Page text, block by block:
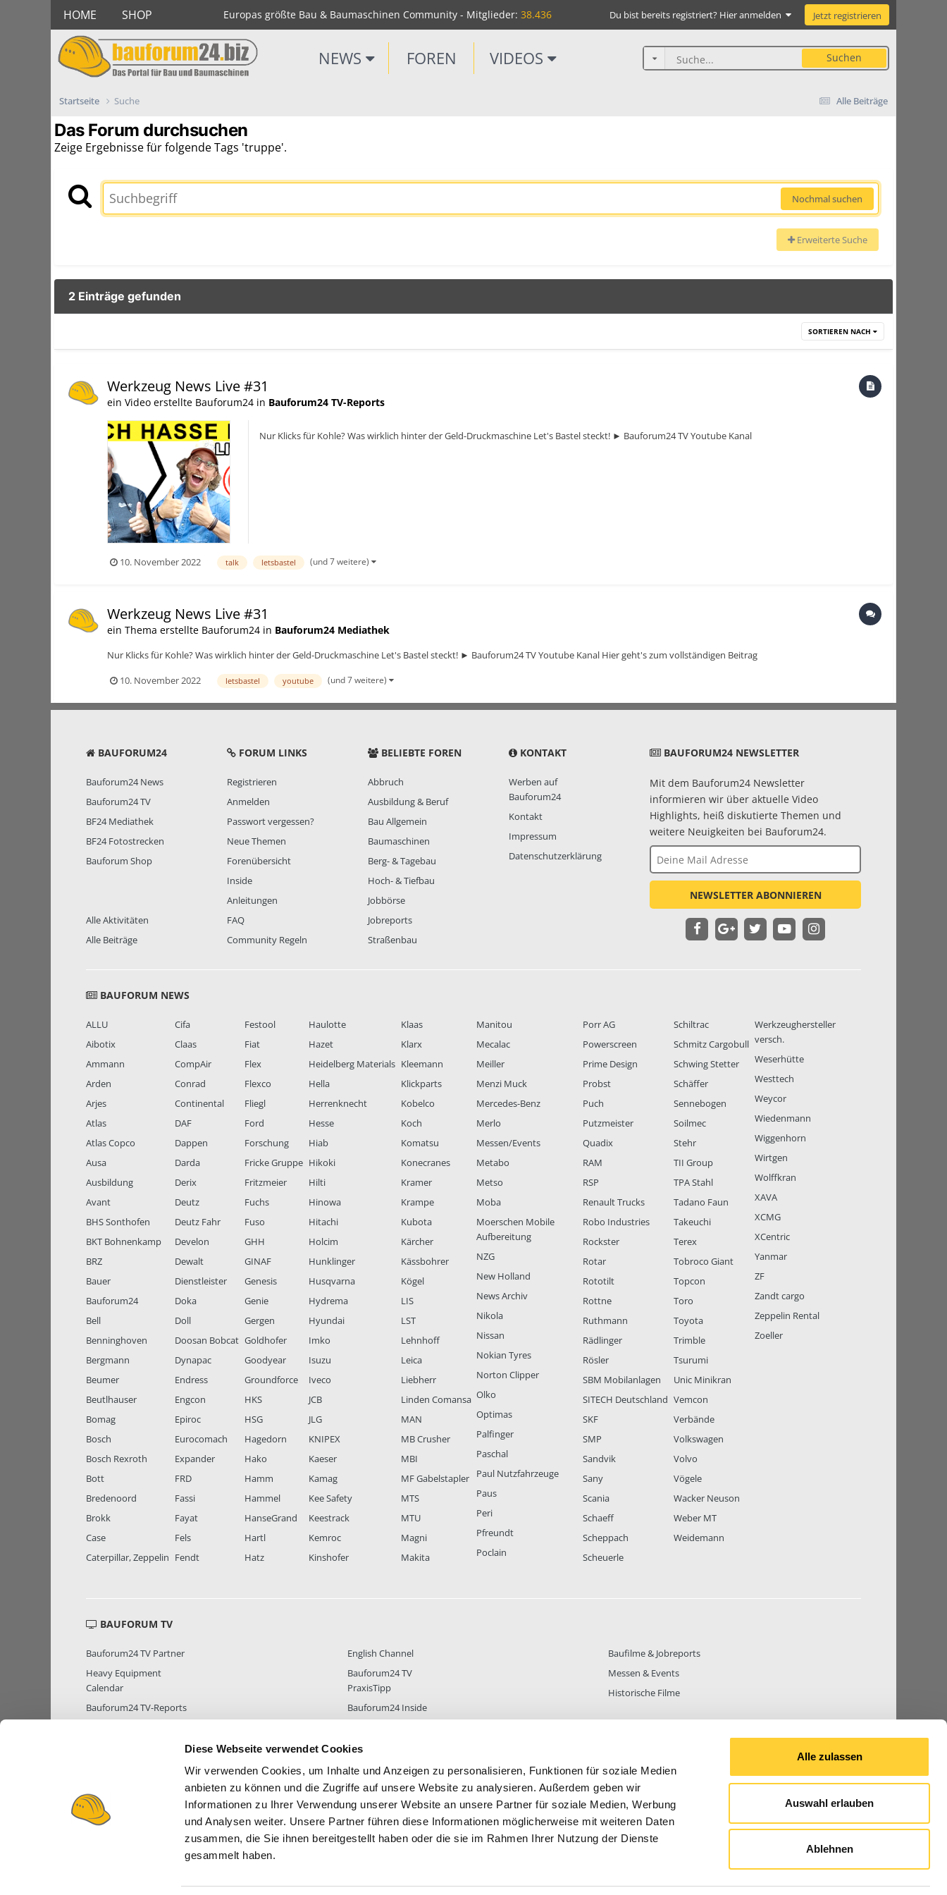
Diese Webseite verwendet Cookies
Wir verwenden Cookies, um Inhalte und Anzeigen zu personalisieren, Funktionen für soziale Medien
anbieten zu können und die Zugriffe auf unsere Website zu analysieren. Außerdem geben wir
Informationen zu Ihrer Verwendung unserer Website an unsere Partner für soziale Medien, Werbung
und Analysen weiter. Unsere Partner führen diese Informationen möglicherweise mit weiteren Daten
zusammen, die Sie ihnen bereitgestellt haben oder die sie im Rahmen Ihrer Nutzung der Dienste
gesammelt haben.
Alle zulassen
Auswahl erlauben
Ablehnen
HOME SHOP Europas größte Bau & Baumaschinen Community - Mitglieder: 38.436 Du bist bereits registriert? Hier anmelden Jetzt registrieren
NEWS FOREN VIDEOS Suchen
Alle Beiträge
Startseite Suche
Das Forum durchsuchen
Zeige Ergebnisse für folgende Tags 'truppe'.
Nochmal suchen
Erweiterte Suche
2 Einträge gefunden
SORTIEREN NACH
Werkzeug News Live #31
ein Video erstellte Bauforum24 in Bauforum24 TV-Reports
Nur Klicks für Kohle? Was wirklich hinter der Geld-Druckmaschine Let's Bastel steckt! ► Bauforum24 TV Youtube Kanal
10. November 2022 talk letsbastel (und 7 weitere)
Werkzeug News Live #31
ein Thema erstellte Bauforum24 in Bauforum24 Mediathek
Nur Klicks für Kohle? Was wirklich hinter der Geld-Druckmaschine Let's Bastel steckt! ► Bauforum24 TV Youtube Kanal Hier geht's zum vollständigen Beitrag
10. November 2022 letsbastel youtube (und 7 weitere)
BAUFORUM24
Bauforum24 News
Bauforum24 TV
BF24 Mediathek
BF24 Fotostrecken
Bauforum Shop
Alle Aktivitäten
Alle Beiträge
FORUM LINKS
Registrieren
Anmelden
Passwort vergessen?
Neue Themen
Forenübersicht
Inside
Anleitungen
FAQ
Community Regeln
BELIEBTE FOREN
Abbruch
Ausbildung & Beruf
Bau Allgemein
Baumaschinen
Berg- & Tagebau
Hoch- & Tiefbau
Jobbörse
Jobreports
Straßenbau
KONTAKT
Werben auf
Bauforum24
Kontakt
Impressum
Datenschutzerklärung
BAUFORUM24 NEWSLETTER
Mit dem Bauforum24 Newsletter
informieren wir über aktuelle Video
Highlights, heiß diskutierte Themen und
weitere Neuigkeiten bei Bauforum24.
NEWSLETTER ABONNIEREN
BAUFORUM NEWS
ALLU
Aibotix
Ammann
Arden
Arjes
Atlas
Atlas Copco
Ausa
Ausbildung
Avant
BHS Sonthofen
BKT Bohnenkamp
BRZ
Bauer
Bauforum24
Bell
Benninghoven
Bergmann
Beumer
Beutlhauser
Bomag
Bosch
Bosch Rexroth
Bott
Bredenoord
Brokk
Case
Caterpillar, Zeppelin
Cifa
Claas
CompAir
Conrad
Continental
DAF
Dappen
Darda
Derix
Deutz
Deutz Fahr
Develon
Dewalt
Dienstleister
Doka
Doll
Doosan Bobcat
Dynapac
Endress
Engcon
Epiroc
Eurocomach
Expander
FRD
Fassi
Fayat
Fels
Fendt
Festool
Fiat
Flex
Flexco
Fliegl
Ford
Forschung
Fricke Gruppe
Fritzmeier
Fuchs
Fuso
GHH
GINAF
Genesis
Genie
Gergen
Goldhofer
Goodyear
Groundforce
HKS
HSG
Hagedorn
Hako
Hamm
Hammel
HanseGrand
Hartl
Hatz
Haulotte
Hazet
Heidelberg Materials
Hella
Herrenknecht
Hesse
Hiab
Hikoki
Hilti
Hinowa
Hitachi
Holcim
Hunklinger
Husqvarna
Hydrema
Hyundai
Imko
Isuzu
Iveco
JCB
JLG
KNIPEX
Kaeser
Kamag
Kee Safety
Keestrack
Kemroc
Kinshofer
Klaas
Klarx
Kleemann
Klickparts
Kobelco
Koch
Komatsu
Konecranes
Kramer
Krampe
Kubota
Kärcher
Kässbohrer
Kögel
LIS
LST
Lehnhoff
Leica
Liebherr
Linden Comansa
MAN
MB Crusher
MBI
MF Gabelstapler
MTS
MTU
Magni
Makita
Manitou
Mecalac
Meiller
Menzi Muck
Mercedes-Benz
Merlo
Messen/Events
Metabo
Metso
Moba
Moerschen Mobile
Aufbereitung
NZG
New Holland
News Archiv
Nikola
Nissan
Nokian Tyres
Norton Clipper
Olko
Optimas
Palfinger
Paschal
Paul Nutzfahrzeuge
Paus
Peri
Pfreundt
Poclain
Porr AG
Powerscreen
Prime Design
Probst
Puch
Putzmeister
Quadix
RAM
RSP
Renault Trucks
Robo Industries
Rockster
Rotar
Rototilt
Rottne
Ruthmann
Rädlinger
Rösler
SBM Mobilanlagen
SITECH Deutschland
SKF
SMP
Sandvik
Sany
Scania
Schaeff
Scheppach
Scheuerle
Schiltrac
Schmitz Cargobull
Schwing Stetter
Schäffer
Sennebogen
Soilmec
Stehr
TII Group
TPA Stahl
Tadano Faun
Takeuchi
Terex
Tobroco Giant
Topcon
Toro
Toyota
Trimble
Tsurumi
Unic Minikran
Vemcon
Verbände
Volkswagen
Volvo
Vögele
Wacker Neuson
Weber MT
Weidemann
Werkzeughersteller
versch.
Weserhütte
Westtech
Weycor
Wiedenmann
Wiggenhorn
Wirtgen
Wolffkran
XAVA
XCMG
XCentric
Yanmar
ZF
Zandt cargo
Zeppelin Rental
Zoeller
BAUFORUM TV
Bauforum24 TV Partner
Heavy Equipment
Calendar
Bauforum24 TV-Reports
English Channel
Bauforum24 TV
PraxisTipp
Bauforum24 Inside
Baufilme & Jobreports
Messen & Events
Historische Filme
MITGLIEDER STATISTIK MITGLIEDER38.436 FOREN STATISTIK ALLE THEMEN BEITRÄGE GESAMT842.708
© 2026 Bauforum24.biz